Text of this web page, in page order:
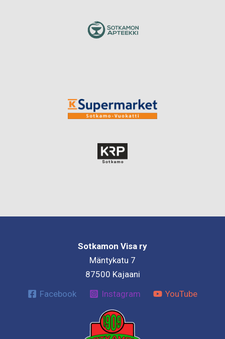
Sotkamon Visa ry
Mäntykatu 7
87500 Kajaani
Facebook
Instagram YouTube